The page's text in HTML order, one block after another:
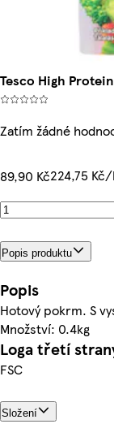
Tesco High
Zatím žádné
89,90 Kč224,75
Popis produktu
Popis
Hotový pokrm. S
Množství: 0.4kg
Loga třetí
FSC
Složení